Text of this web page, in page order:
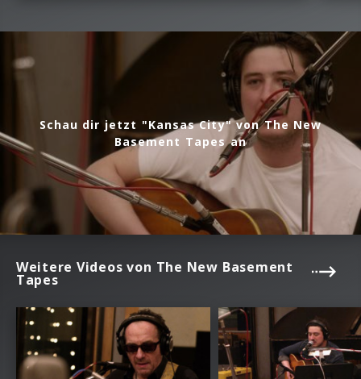
Schau dir jetzt "Kansas City" von The New
Basement Tapes an
Weitere Videos von The New Basement
Tapes